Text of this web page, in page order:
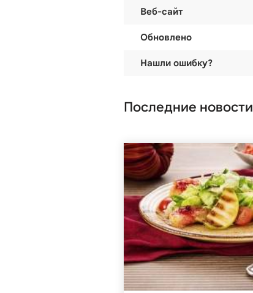
Веб-сайт
Обновлено
Нашли ошибку?
Последние новости